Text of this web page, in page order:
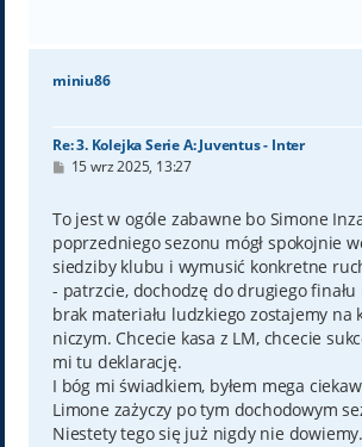
miniu86
Re: 3. Kolejka Serie A: Juventus - Inter
P
t
15 wrz 2025, 13:27
To jest w ogóle zabawne bo Simone
poprzedniego sezonu mógł spokojnie
siedziby klubu i wymusić konkretne
- patrzcie, dochodzę do drugiego finału
brak materiału ludzkiego zostajemy na
niczym. Chcecie kasa z LM, chcecie
mi tu deklarację.
I bóg mi świadkiem, byłem mega
Limone zażyczy po tym dochodowym
Niestety tego się już nigdy nie dowiemy.